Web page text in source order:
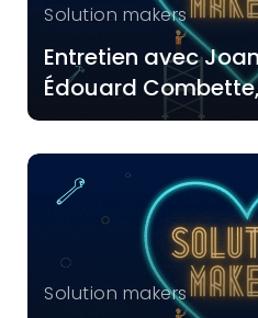
Solution makers
Entretien avec
Édouard
Solution makers